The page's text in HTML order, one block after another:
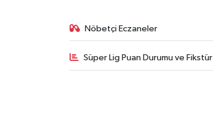
Nöbetçi Eczaneler
Süper Lig Puan Durumu ve Fikstür